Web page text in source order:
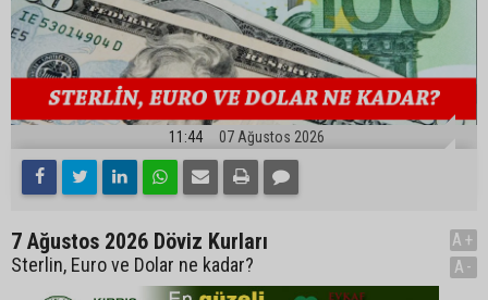
11:44 07 Ağustos 2026
7 Ağustos 2026 Döviz Kurları
Sterlin, Euro ve Dolar ne kadar?
A+
A-